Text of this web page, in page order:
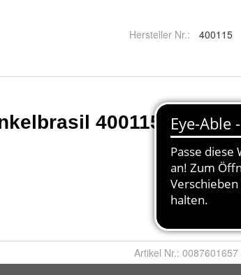
Hersteller Nr.: 400115
Artikel Nr.: 0087601657